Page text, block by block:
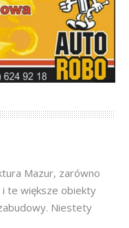
Mazur, zarówno
i te większe obiekty
Niestety